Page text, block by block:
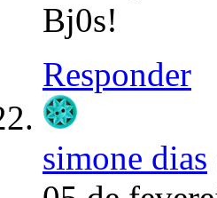
Bj0s!
Responder
simone dias